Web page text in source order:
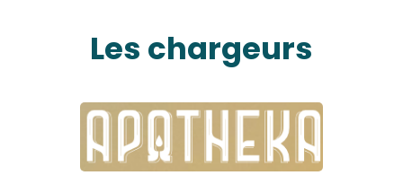
Les chargeurs